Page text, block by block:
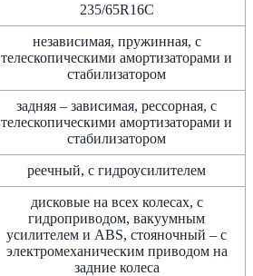
235/65R16C
независимая, пружинная, с
телескопическими амортизаторами и
стабилизатором
задняя – зависимая, рессорная, с
телескопическими амортизаторами и
стабилизатором
реечный, с гидроусилителем
дисковые на всех колесах, с
гидроприводом, вакуумным
усилителем и ABS, стояночный – с
электромеханическим приводом на
задние колеса